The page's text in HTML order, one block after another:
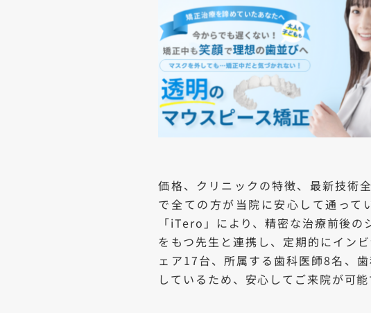
価格、クリニックの特徴、最新技術
で全ての方が当院に安心して通って
「iTero」により、精密な治療前後
をもつ先生と連携し、定期的にイン
ェア17台、所属する歯科医師8名、
しているため、安心してご来院が可能